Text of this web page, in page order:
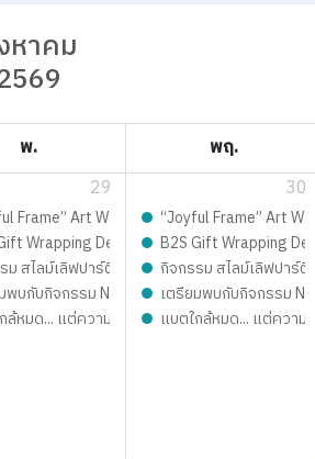
หาคม
พ. พฤ.
29 30
มความสนุก จอยทุกเจน กับ เก่งน้ำปิง
ฟรมการ์ด ชิ้นเดียวในโลก เติมเต็มความสนุก จอ
Frame” Art Workshop ดีไซน์เฟรมการ์ด ชิ้นเ
“Joyful Frame” Art
ามสุข สนุกจอยทุกเจน
LIVE Playfull: ส่งมอบความสุข สนุกจอยทุ
Wrapping Design contest 2026 LIVE
B2S Gift Wrapping
ร
ม สไลม์เลิฟปาร์ตี้ ปั้นสนุกสุดมุ้งมิ้ง - Magical
กิจกรรม สไลม์เลิฟปาร์ตี้
By Elmer’s
- Magical SLIME LOVE PARTY By Elmer’s
พบกับกิจกรรม New Trainer Journey On Tour !!
เตรียมพบกับกิจกรรม
On Tour !!
ล้หมด... แต่ความสนุกยังชาร์จได้!แบตใกล้หมด... แต่ความ